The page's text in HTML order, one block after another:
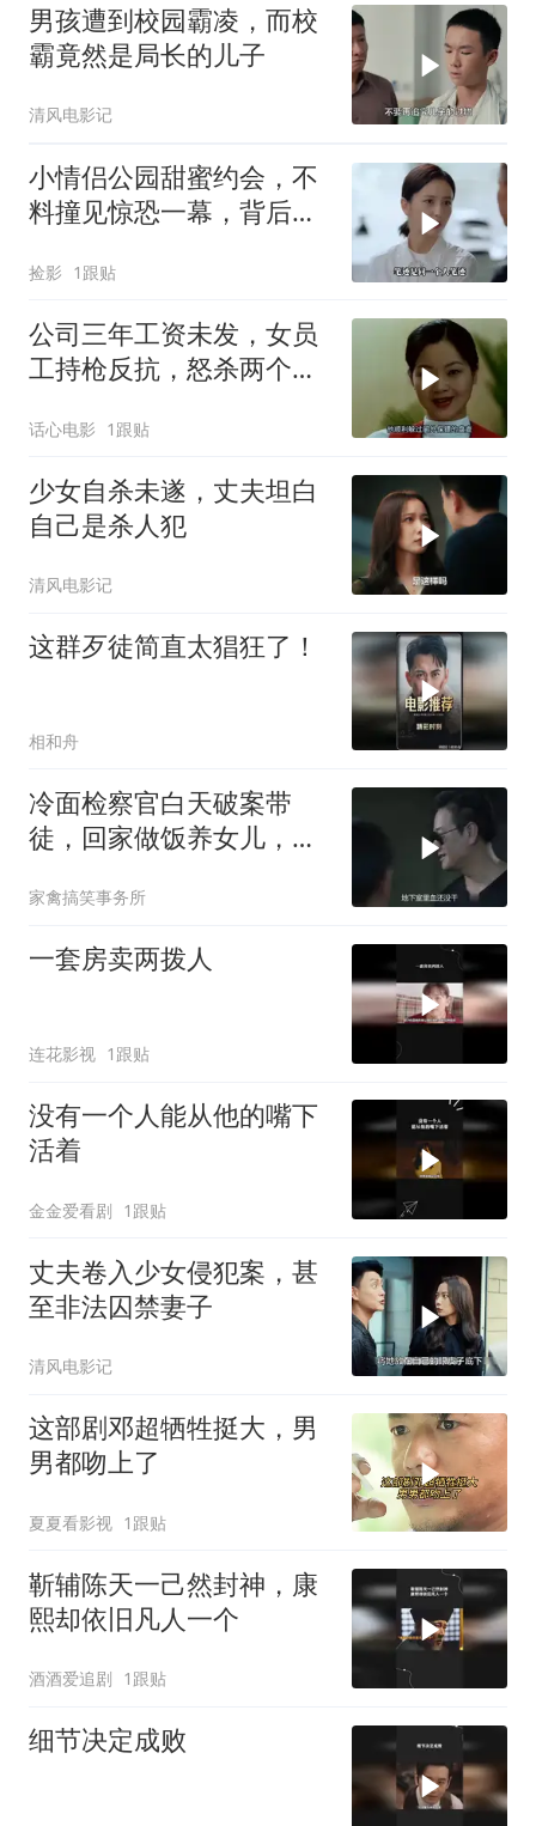
男孩遭到校园霸凌，而校
霸竟然是局长的儿子
清风电影记
小情侣公园甜蜜约会，不
料撞见惊恐一幕，背后隐
捡影 1跟贴
公司三年工资未发，女员
工持枪反抗，怒杀两个大
话心电影 1跟贴
少女自杀未遂，丈夫坦白
自己是杀人犯
清风电影记
这群歹徒简直太猖狂了！
相和舟
冷面检察官白天破案带
徒，回家做饭养女儿，背
家禽搞笑事务所
一套房卖两拨人
连花影视 1跟贴
没有一个人能从他的嘴下
活着
金金爱看剧 1跟贴
丈夫卷入少女侵犯案，甚
至非法囚禁妻子
清风电影记
这部剧邓超牺牲挺大，男
男都吻上了
夏夏看影视 1跟贴
靳辅陈天一己然封神，康
熙却依旧凡人一个
酒酒爱追剧 1跟贴
细节决定成败